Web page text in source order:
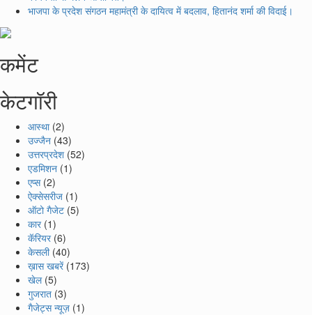
भाजपा के प्रदेश संगठन महामंत्री के दायित्व में बदलाव, हितानंद शर्मा की विदाई।
कमेंट
केटगॉरी
आस्था(2)
उज्जैन (43)
उत्तरप्रदेश (52)
एडमिशन (1)
एप्स(2)
ऐक्सेसरीज (1)
ऑटो गैजेट (5)
कार(1)
कॅरियर(6)
केसली(40)
ख़ास खबरें(173)
खेल(5)
गुजरात (3)
गैजेट्स न्यूज़ (1)